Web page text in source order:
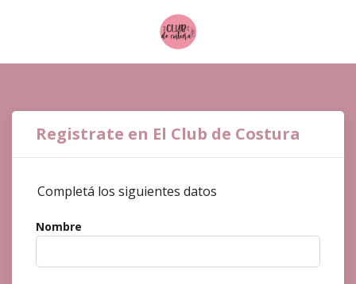
Registrate en El Club de Costura
Completá los siguientes datos
Nombre